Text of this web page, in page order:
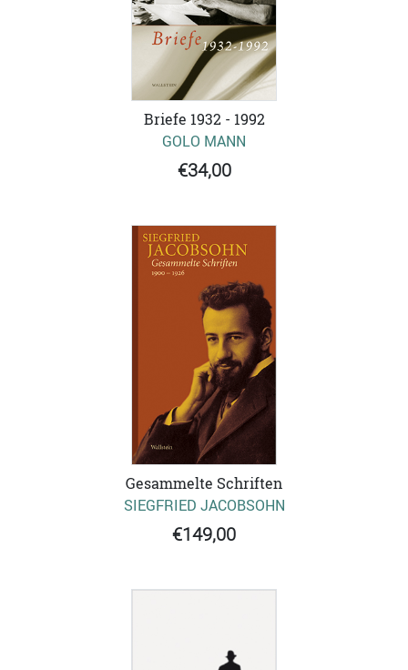
Briefe 1932 - 1992
GOLO MANN
€34,00
Gesammelte Schriften
SIEGFRIED JACOBSOHN
€149,00